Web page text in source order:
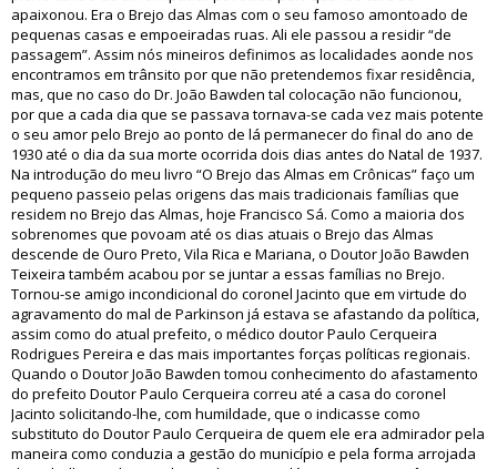
apaixonou. Era o Brejo das Almas com o seu famoso amontoado de
pequenas casas e empoeiradas ruas. Ali ele passou a residir “de
passagem”. Assim nós mineiros definimos as localidades aonde nos
encontramos em trânsito por que não pretendemos fixar residência,
mas, que no caso do Dr. João Bawden tal colocação não funcionou,
por que a cada dia que se passava tornava-se cada vez mais potente
o seu amor pelo Brejo ao ponto de lá permanecer do final do ano de
1930 até o dia da sua morte ocorrida dois dias antes do Natal de 1937.
Na introdução do meu livro “O Brejo das Almas em Crônicas” faço um
pequeno passeio pelas origens das mais tradicionais famílias que
residem no Brejo das Almas, hoje Francisco Sá. Como a maioria dos
sobrenomes que povoam até os dias atuais o Brejo das Almas
descende de Ouro Preto, Vila Rica e Mariana, o Doutor João Bawden
Teixeira também acabou por se juntar a essas famílias no Brejo.
Tornou-se amigo incondicional do coronel Jacinto que em virtude do
agravamento do mal de Parkinson já estava se afastando da política,
assim como do atual prefeito, o médico doutor Paulo Cerqueira
Rodrigues Pereira e das mais importantes forças políticas regionais.
Quando o Doutor João Bawden tomou conhecimento do afastamento
do prefeito Doutor Paulo Cerqueira correu até a casa do coronel
Jacinto solicitando-lhe, com humildade, que o indicasse como
substituto do Doutor Paulo Cerqueira de quem ele era admirador pela
maneira como conduzia a gestão do município e pela forma arrojada